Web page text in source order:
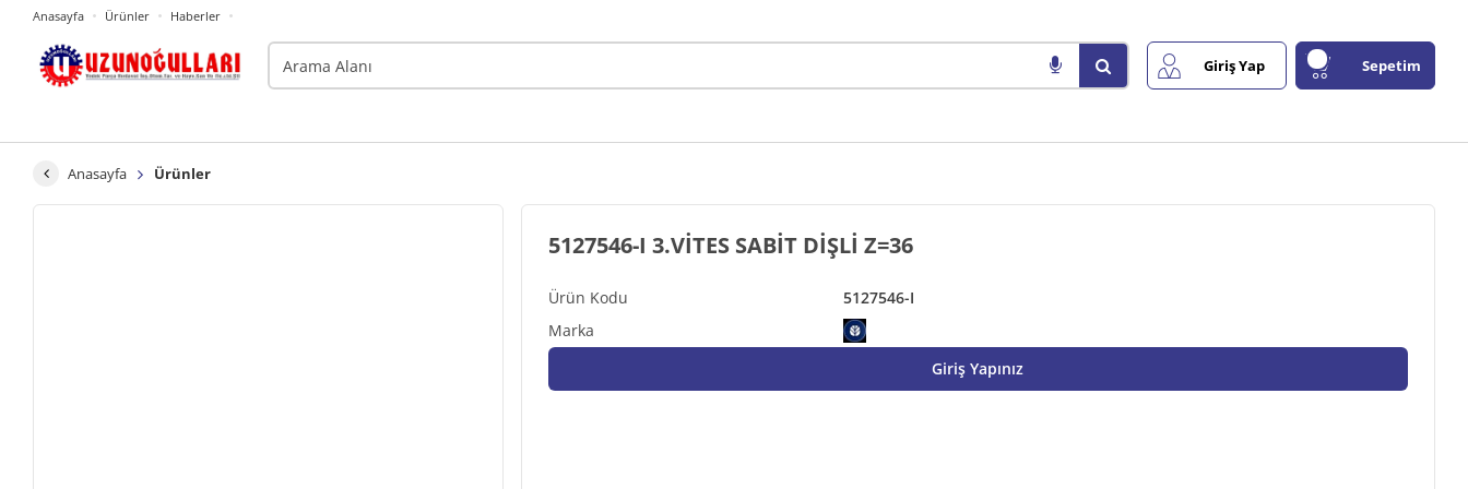
Anasayfa Ürünler Haberler
Giriş Yap Sepetim
Anasayfa Ürünler
5127546-I
5127546-I 3.VİTES SABİT DİŞLİ Z=36
Giriş Yapınız